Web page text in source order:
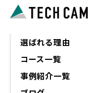
選ばれる理由
コース一覧
事例紹介一覧